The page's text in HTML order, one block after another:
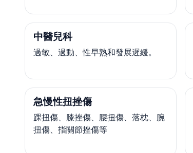
中醫兒科
過敏、過動、性早熟和發展遲緩。
急慢性扭挫傷
踝扭傷、膝挫傷、腰扭傷、落枕、腕
扭傷、指關節挫傷等